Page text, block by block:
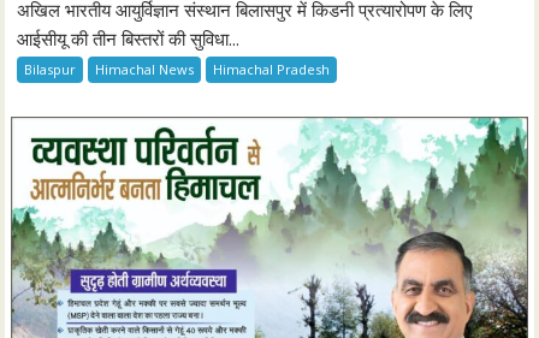
अखिल भारतीय आयुर्विज्ञान संस्थान बिलासपुर में किडनी प्रत्यारोपण के लिए
आईसीयू की तीन बिस्तरों की सुविधा...
Bilaspur Himachal News Himachal Pradesh